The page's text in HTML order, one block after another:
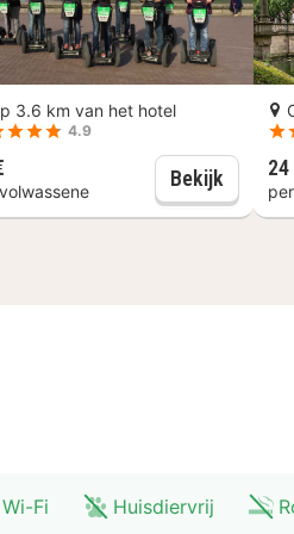
Art:walk museumspas
3.6 km van het hotel
4.9
Bekijk 24
Fi Huisdiervrij